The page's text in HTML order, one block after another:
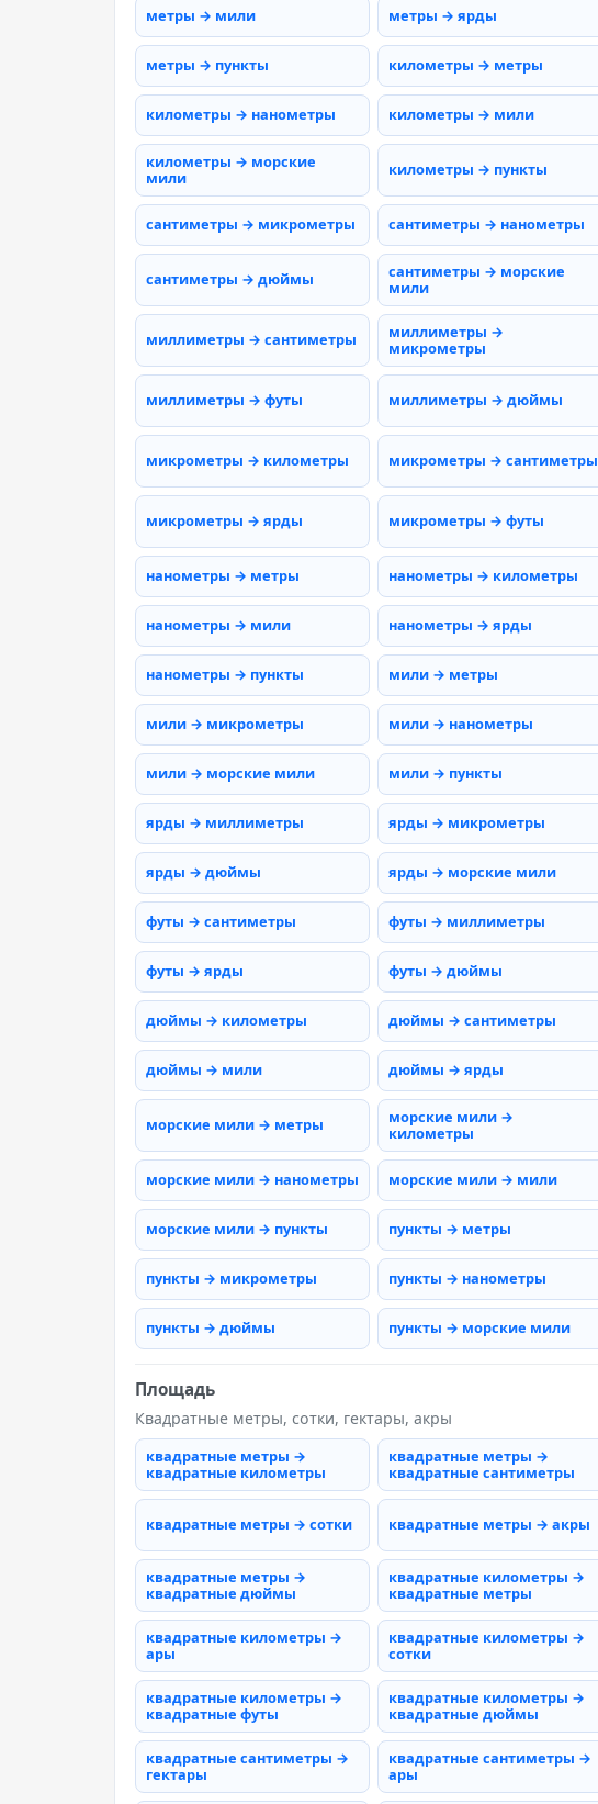
метры → мили метры → ярды
метры → пункты километры → метры
километры → нанометры километры → мили
километры → морские
мили
километры → пункты
сантиметры → микрометры сантиметры → нанометры
сантиметры → дюймы
сантиметры → морские
мили
миллиметры → сантиметры
миллиметры →
микрометры
миллиметры → футы миллиметры → дюймы
микрометры → километры микрометры → сантиметры
микрометры → ярды микрометры → футы
нанометры → метры нанометры → километры
нанометры → мили нанометры → ярды
нанометры → пункты мили → метры
мили → микрометры мили → нанометры
мили → морские мили мили → пункты
ярды → миллиметры ярды → микрометры
ярды → дюймы ярды → морские мили
футы → сантиметры футы → миллиметры
футы → ярды футы → дюймы
дюймы → километры дюймы → сантиметры
дюймы → мили дюймы → ярды
морские мили → метры
морские мили →
километры
морские мили → нанометры морские мили → мили
морские мили → пункты пункты → метры
пункты → микрометры пункты → нанометры
пункты → дюймы пункты → морские мили
Площадь
Квадратные метры, сотки, гектары, акры
квадратные метры →
квадратные километры
квадратные метры →
квадратные сантиметры
квадратные метры → сотки квадратные метры → акры
квадратные метры →
квадратные дюймы
квадратные километры →
квадратные метры
квадратные километры →
ары
квадратные километры →
сотки
квадратные километры →
квадратные футы
квадратные километры →
квадратные дюймы
квадратные сантиметры →
гектары
квадратные сантиметры →
ары